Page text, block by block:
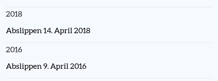
2018
Abslippen 14. April 2018
2016
Abslippen 9. April 2016